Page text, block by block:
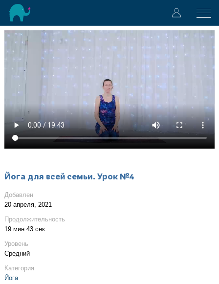
Йога для всей семьи. Урок №4
Добавлен
20 апреля, 2021
Продолжительность
19 мин 43 сек
Уровень
Средний
Категория
Йога